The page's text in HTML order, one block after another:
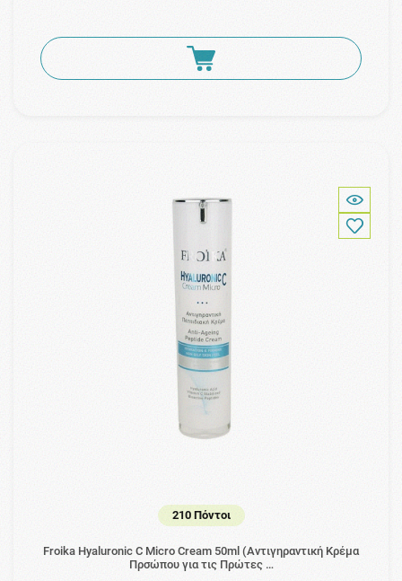
210 Πόντοι
Froika Hyaluronic C Micro Cream 50ml (Αντιγηραντική Κρέμα
Πρσώπου για τις Πρώτες …